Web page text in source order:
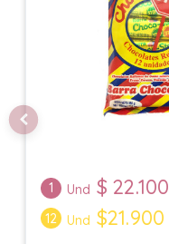
1 Und $ 22.100
12 Und $21.900